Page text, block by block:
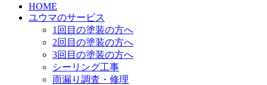
HOME
ユウマのサービス
1回目の塗装の方へ
2回目の塗装の方へ
3回目の塗装の方へ
シーリング工事
雨漏り調査・修理